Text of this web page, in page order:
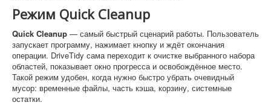
Режим Quick Cleanup
Quick Cleanup — самый быстрый сценарий работы. Пользователь
запускает программу, нажимает кнопку и ждёт окончания
операции. DriveTidy сама переходит к очистке выбранного набора
областей, показывает окно прогресса и освобождённое место.
Такой режим удобен, когда нужно быстро убрать очевидный
мусор: временные файлы, часть кэша, корзину, системные
остатки.